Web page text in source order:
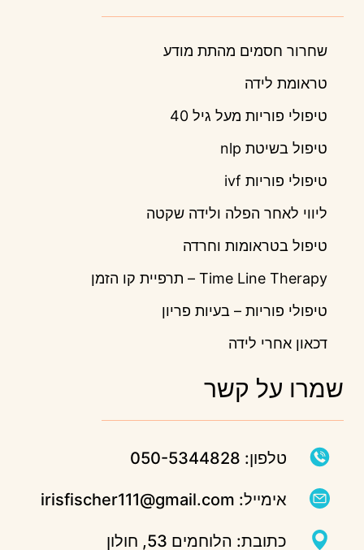
שחרור חסמים מהתת מודע
טראומת לידה
טיפולי פוריות מעל גיל 40
טיפול בשיטת nlp
טיפולי פוריות ivf
ליווי לאחר הפלה ולידה שקטה
טיפול בטראומות וחרדה
Time Line Therapy – תרפיית קו הזמן
טיפולי פוריות – בעיות פריון
דכאון אחרי לידה
שמרו על קשר
טלפון: 050-5344828
אימייל: irisfischer111@gmail.com
כתובת: הלוחמים 53, חולון